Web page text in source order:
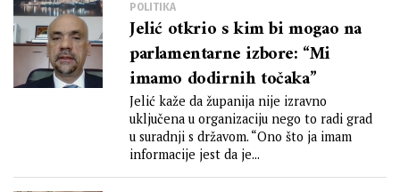
POLITIKA
Jelić otkrio s kim bi mogao na
parlamentarne izbore: “Mi
imamo dodirnih točaka”
Jelić kaže da županija nije izravno
uključena u organizaciju nego to radi grad
u suradnji s državom. “Ono što ja imam
informacije jest da je...